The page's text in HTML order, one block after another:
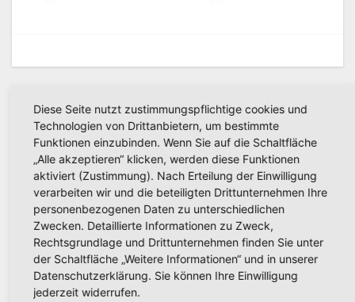
Related Post
POLIZEIBERICHT
Einbruch in Einfamilienhaus
in Arnsberg: Täter erbeutet
Bargeld und Elektronik
AUG. 8, 2026 KREISPOLIZEIBEHÖRDE
HOCHSAUERLANDKREIS
Diese Seite nutzt zustimmungspflichtige cookies und
Technologien von Drittanbietern, um bestimmte
Funktionen einzubinden. Wenn Sie auf die Schaltfläche
„Alle akzeptieren“ klicken, werden diese Funktionen
aktiviert (Zustimmung). Nach Erteilung der Einwilligung
verarbeiten wir und die beteiligten Drittunternehmen Ihre
personenbezogenen Daten zu unterschiedlichen
Zwecken. Detaillierte Informationen zu Zweck,
Rechtsgrundlage und Drittunternehmen finden Sie unter
der Schaltfläche „Weitere Informationen“ und in unserer
Datenschutzerklärung. Sie können Ihre Einwilligung
jederzeit widerrufen.